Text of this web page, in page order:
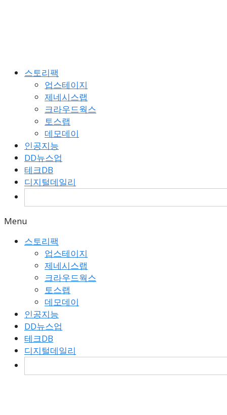
스토리팩
업스테이지
제네시스랩
크라우드웍스
토스랩
데모데이
인공지능
DD뉴스업
테크DB
디지털데일리
검
Menu
스토리팩
업스테이지
제네시스랩
크라우드웍스
토스랩
데모데이
인공지능
DD뉴스업
테크DB
디지털데일리
검